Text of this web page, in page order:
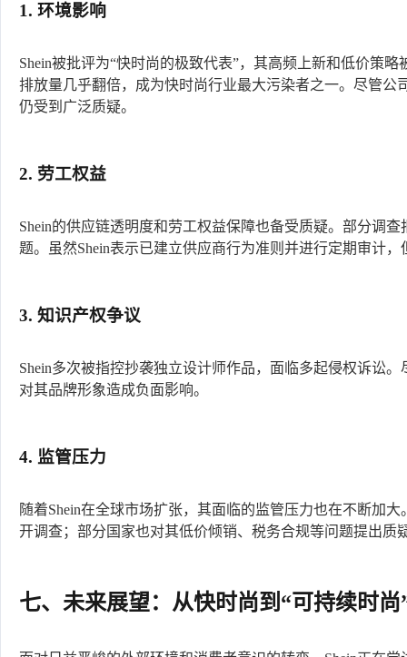
1. 环境影响
Shein被批评为“快时尚的极致代表”，其高频上新和低价策
排放量几乎翻倍，成为快时尚行业最大污染者之一。尽管
仍受到广泛质疑。
2. 劳工权益
Shein的供应链透明度和劳工权益保障也备受质疑。部分调
题。虽然Shein表示已建立供应商行为准则并进行定期审计
3. 知识产权争议
Shein多次被指控抄袭独立设计师作品，面临多起侵权诉讼
对其品牌形象造成负面影响。
4. 监管压力
随着Shein在全球市场扩张，其面临的监管压力也在不断加
开调查；部分国家也对其低价倾销、税务合规等问题提出质
七、未来展望：从快时尚到“可持续时尚